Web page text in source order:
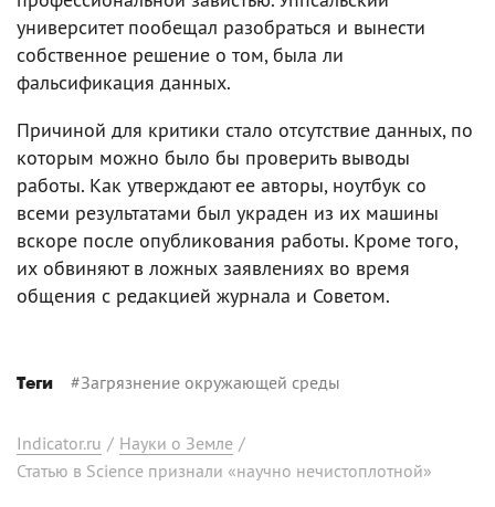
университет пообещал разобраться и вынести
собственное решение о том, была ли
фальсификация данных.
Причиной для критики стало отсутствие данных, по
которым можно было бы проверить выводы
работы. Как утверждают ее авторы, ноутбук со
всеми результатами был украден из их машины
вскоре после опубликования работы. Кроме того,
их обвиняют в ложных заявлениях во время
общения с редакцией журнала и Советом.
Теги #Загрязнение окружающей среды
Indicator.ru / Науки о Земле /
Статью в Science признали «научно нечистоплотной»